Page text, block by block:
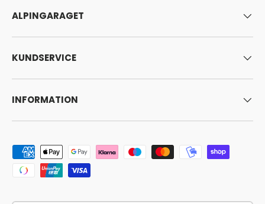
ALPINGARAGET
KUNDSERVICE
INFORMATION
Godkända betalningsmetoder